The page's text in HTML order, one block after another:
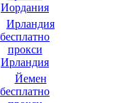
Иордания
Ирландия